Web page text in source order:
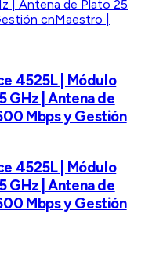
4525L | Módulo
GHz | Antena de
Mbps y Gestión
4525L | Módulo
GHz | Antena de
Mbps y Gestión